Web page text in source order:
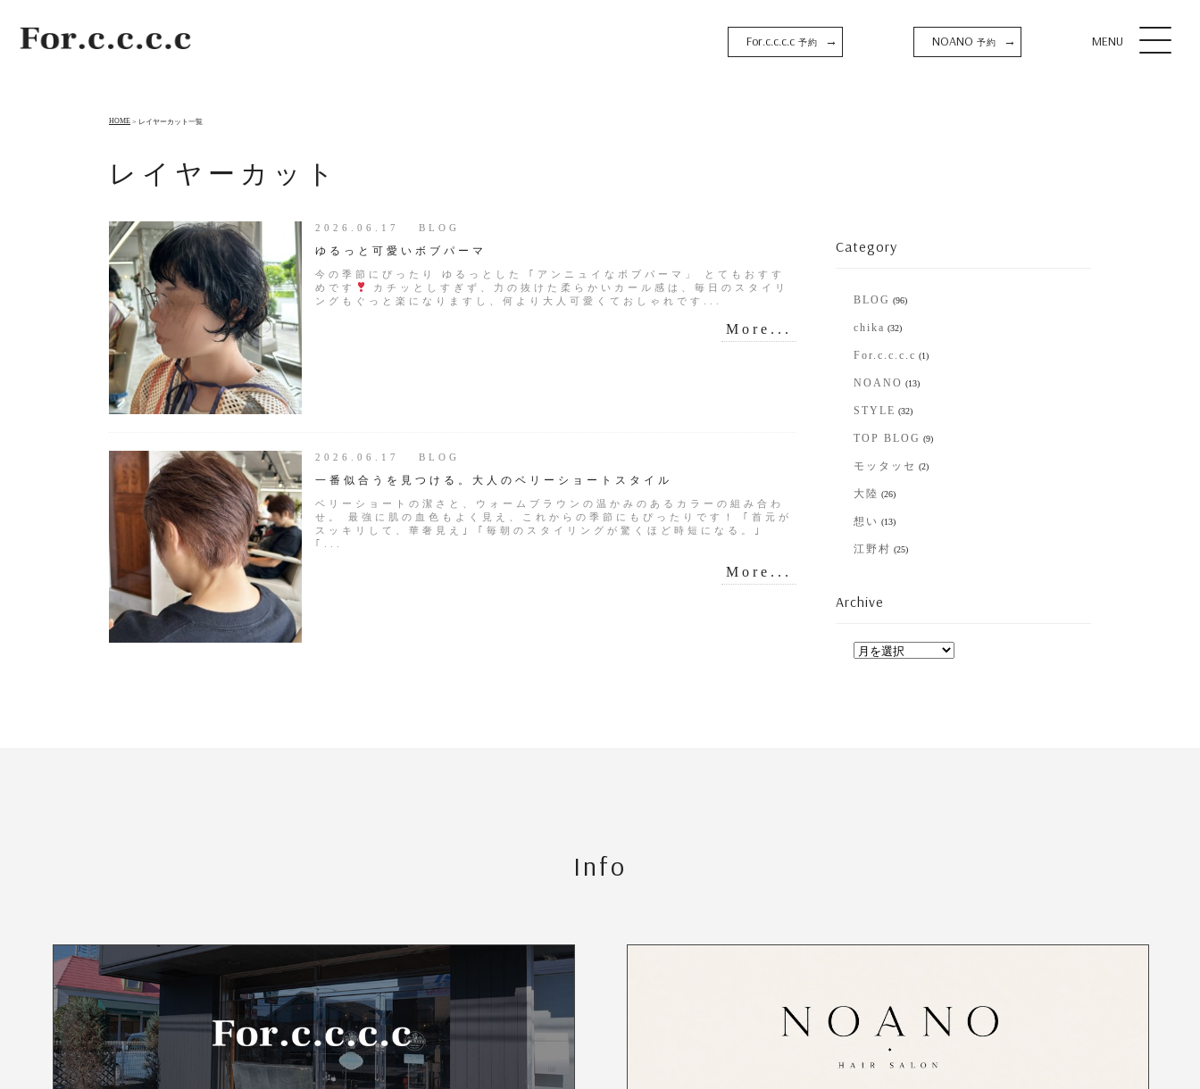
NOANO 予約 →
For.c.c.c.c 予約 → MENU
HOME レイヤーカット一覧
レイヤーカット
2026.06.17 BLOG
ゆるっと可愛いボブパーマ
今の季節にぴったり ゆるっとした ｢アンニュイなボブパーマ」 とてもおすす
めです
カチッとしすぎず、力の抜けた柔らかいカール感は、毎日のスタイリ
ングもぐっと楽になりますし、何より大人可愛くておしゃれです...
More...
2026.06.17 BLOG
一番似合うを見つける。大人のベリーショートスタイル
ベリーショートの潔さと、ウォームブラウンの温かみのあるカラーの組み合わ
せ。 最強に肌の血色もよく見え、これからの季節にもぴったりです！ ｢首元が
スッキリして、華奢見え｣ ｢毎朝のスタイリングが驚くほど時短になる。｣
｢...
More...
Category
BLOG (96)
chika (32)
For.c.c.c.c (1)
NOANO (13)
STYLE (32)
TOP BLOG (9)
モッタッセ (2)
大陸 (26)
想い (13)
江野村 (25)
Archive
Info